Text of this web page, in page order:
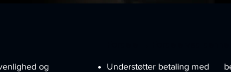
og
Understøtter betaling med